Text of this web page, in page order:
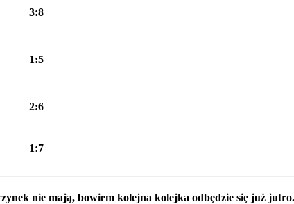
3:8
1:5
2:6
1:7
nie mają, bowiem kolejna kolejka odbędzie się już